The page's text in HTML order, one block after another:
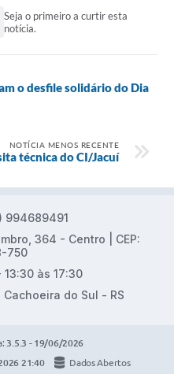
Seja o primeiro a curtir esta
notícia.
o desfile solidário do Dia
NOTÍCIA MENOS RECENTE
técnica do CI/Jacuí
994689491
364 - Centro | CEP:
750
às 17:30
do Sul - RS
3.5.3 - 19/06/2026
21:40 Dados Abertos